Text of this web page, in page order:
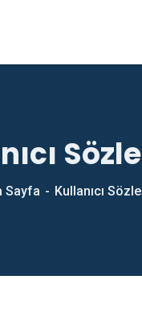
Sayfa Kullanıcı